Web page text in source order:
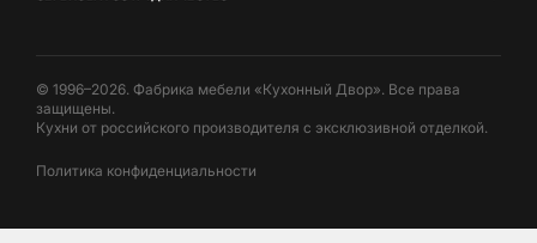
© 1996–2026. Фабрика мебели «Кухонный Двор». Все права
защищены.
Кухни от российского производителя с эксклюзивной отделкой.
Политика конфиденциальности